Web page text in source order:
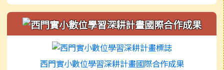
西門實小數位學習深耕計畫國際合作成果